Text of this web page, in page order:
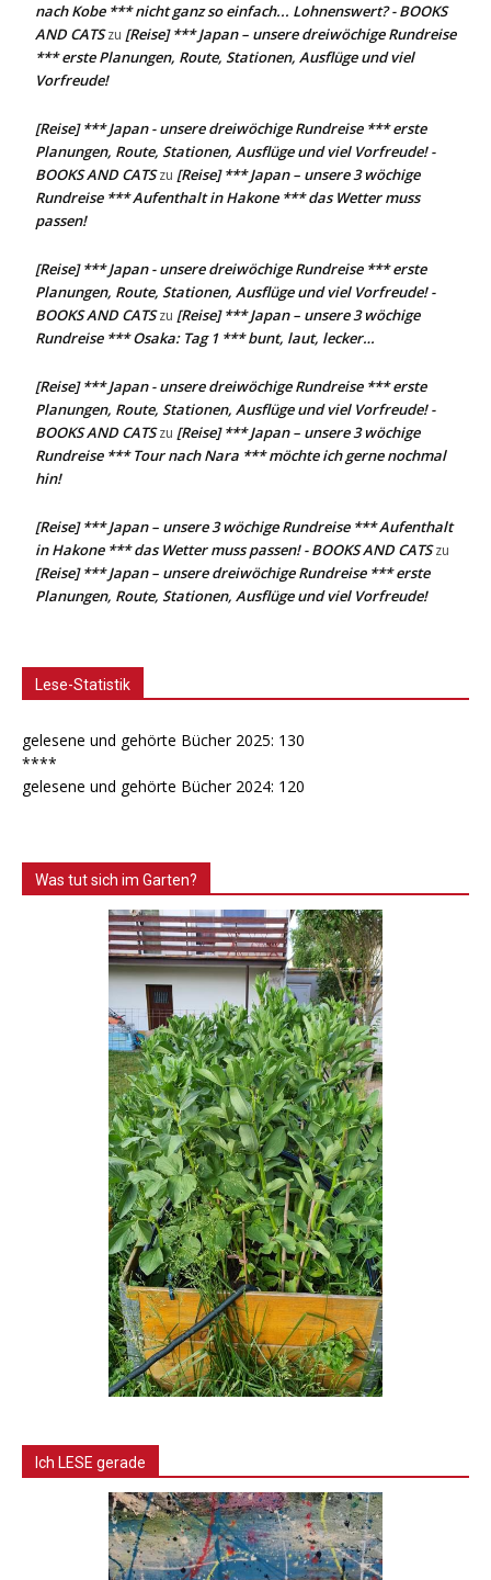
nach Kobe *** nicht ganz so einfach... Lohnenswert? - BOOKS
AND CATSzu [Reise] *** Japan – unsere dreiwöchige Rundreise
*** erste Planungen, Route, Stationen, Ausflüge und viel
Vorfreude!
[Reise] *** Japan - unsere dreiwöchige Rundreise *** erste
Planungen, Route, Stationen, Ausflüge und viel Vorfreude! -
BOOKS AND CATSzu [Reise] *** Japan – unsere 3 wöchige
Rundreise *** Aufenthalt in Hakone *** das Wetter muss
passen!
[Reise] *** Japan - unsere dreiwöchige Rundreise *** erste
Planungen, Route, Stationen, Ausflüge und viel Vorfreude! -
BOOKS AND CATSzu [Reise] *** Japan – unsere 3 wöchige
Rundreise *** Osaka: Tag 1 *** bunt, laut, lecker…
[Reise] *** Japan - unsere dreiwöchige Rundreise *** erste
Planungen, Route, Stationen, Ausflüge und viel Vorfreude! -
BOOKS AND CATSzu [Reise] *** Japan – unsere 3 wöchige
Rundreise *** Tour nach Nara *** möchte ich gerne nochmal
hin!
[Reise] *** Japan – unsere 3 wöchige Rundreise *** Aufenthalt
in Hakone *** das Wetter muss passen! - BOOKS AND CATSzu
[Reise] *** Japan – unsere dreiwöchige Rundreise *** erste
Planungen, Route, Stationen, Ausflüge und viel Vorfreude!
Lese-Statistik
gelesene und gehörte Bücher 2025: 130
****
gelesene und gehörte Bücher 2024: 120
Was tut sich im Garten?
Ich LESE gerade